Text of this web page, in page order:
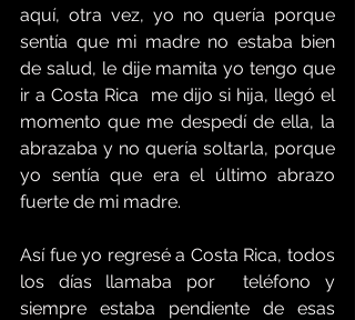
aquí, otra vez, yo no quería porque
sentía que mi madre no estaba bien
de salud, le dije mamita yo tengo que
ir a Costa Rica  me dijo si hija, llegó el
momento que me despedí de ella, la
abrazaba y no quería soltarla, porque
yo sentía que era el último abrazo
fuerte de mi madre.
Así fue yo regresé a Costa Rica, todos
los días llamaba por  teléfono y
siempre estaba pendiente de esas